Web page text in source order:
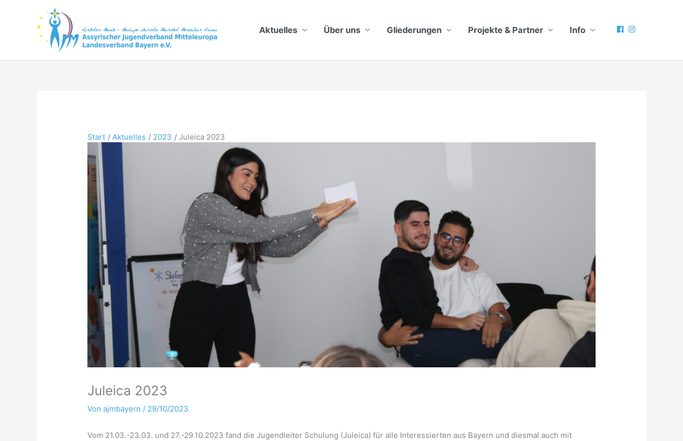
Aktuelles Über uns Gliederungen Projekte & Partner Info
Start Aktuelles 2023 Juleica 2023
Juleica 2023
Vonajmbayern / 29/10/2023
Vom 21.03.-23.03. und 27.-29.10.2023 fand die Jugendleiter Schulung (Juleica) für alle Interessierten aus Bayern und diesmal auch mit